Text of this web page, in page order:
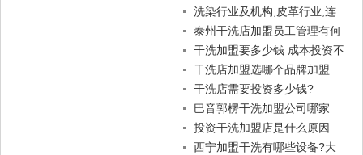
开门店
洗染行业及机构,皮革行业,连
锁行业,零售行业
泰州干洗店加盟员工管理有何
要诀？
干洗加盟要多少钱 成本投资不
高
干洗店加盟选哪个品牌加盟
好?加盟店排行榜品牌帮你忙
干洗店需要投资多少钱?
巴音郭楞干洗加盟公司哪家
好?哪个品牌比较好?
投资干洗加盟店是什么原因
西宁加盟干洗有哪些设备?大